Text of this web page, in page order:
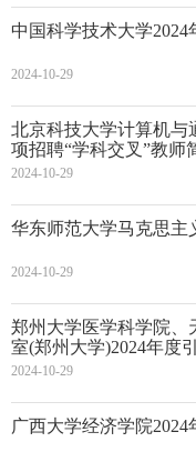
中国科学技术大学
2024-10-29
北京科技大学计算机与
项招聘“学科交叉”教师
2024-10-29
华东师范大学马克思主
2024-10-29
郑州大学医学科学院、
室(郑州大学)2024年度
2024-10-29
广西大学经济学院